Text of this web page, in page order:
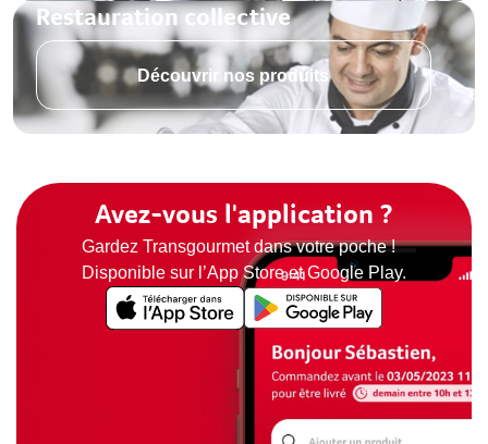
Restauration collective
Découvrir nos produits
Avez-vous l'application ?
Gardez Transgourmet dans votre poche !
Disponible sur l’App Store et Google Play.